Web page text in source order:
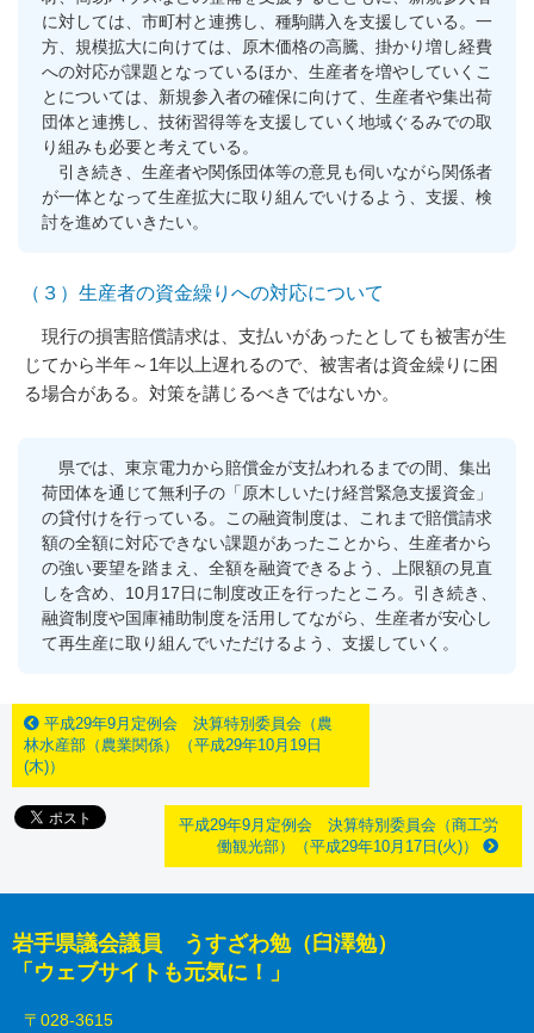
に対しては、市町村と連携し、種駒購入を支援している。一
方、規模拡大に向けては、原木価格の高騰、掛かり増し経費
への対応が課題となっているほか、生産者を増やしていくこ
とについては、新規参入者の確保に向けて、生産者や集出荷
団体と連携し、技術習得等を支援していく地域ぐるみでの取
り組みも必要と考えている。
引き続き、生産者や関係団体等の意見も伺いながら関係者
が一体となって生産拡大に取り組んでいけるよう、支援、検
討を進めていきたい。
（３）生産者の資金繰りへの対応について
現行の損害賠償請求は、支払いがあったとしても被害が生
じてから半年～1年以上遅れるので、被害者は資金繰りに困
る場合がある。対策を講じるべきではないか。
県では、東京電力から賠償金が支払われるまでの間、集出
荷団体を通じて無利子の「原木しいたけ経営緊急支援資金」
の貸付けを行っている。この融資制度は、これまで賠償請求
額の全額に対応できない課題があったことから、生産者から
の強い要望を踏まえ、全額を融資できるよう、上限額の見直
しを含め、10月17日に制度改正を行ったところ。引き続き、
融資制度や国庫補助制度を活用してながら、生産者が安心し
て再生産に取り組んでいただけるよう、支援していく。
平成29年9月定例会 決算特別委員会（農
林水産部（農業関係）（平成29年10月19日
(木)）
平成29年9月定例会 決算特別委員会（商工労
働観光部）（平成29年10月17日(火)）
岩手県議会議員 うすざわ勉（臼澤勉）
「ウェブサイトも元気に！」
〒028-3615